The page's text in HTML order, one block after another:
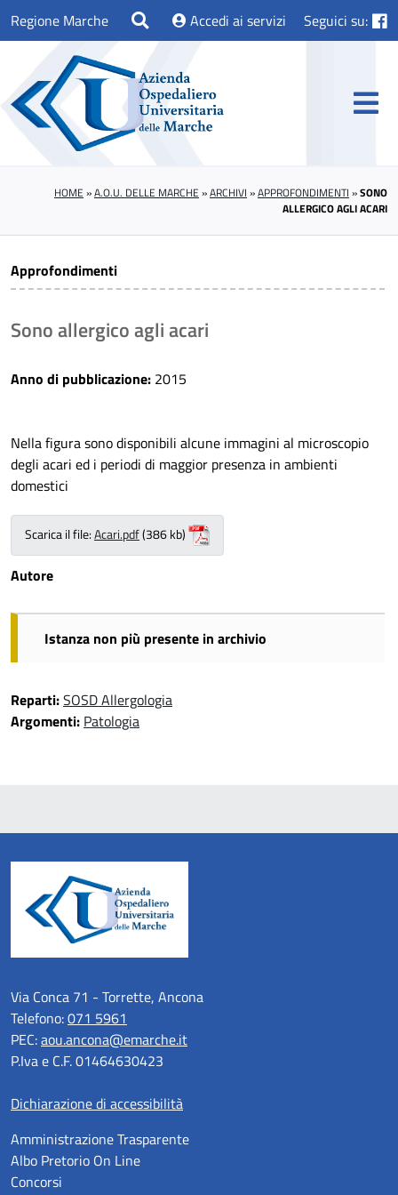
Regione Marche Accedi ai servizi Seguici su:
HOME »A.O.U. DELLE MARCHE »ARCHIVI »APPROFONDIMENTI »SONO
ALLERGICO AGLI ACARI
Approfondimenti
Sono allergico agli acari
Anno di pubblicazione: 2015
Nella figura sono disponibili alcune immagini al microscopio
degli acari ed i periodi di maggior presenza in ambienti
domestici
Scarica il file:Acari.pdf(386 kb)
Autore
Istanza non più presente in archivio
Reparti:SOSD Allergologia
Argomenti: Patologia
Via Conca 71 - Torrette, Ancona
Telefono:071 5961
PEC:aou.ancona@emarche.it
P.Iva e C.F. 01464630423
Dichiarazione di accessibilità
Amministrazione Trasparente
Albo Pretorio On Line
Concorsi